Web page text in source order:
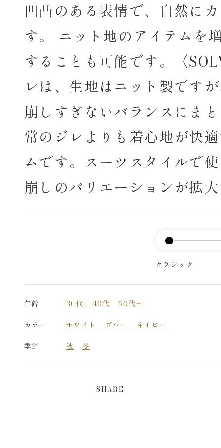
凹凸のある表情で、自然に
す。 ニット地のアイテムを
することも可能です。〈
レは、生地はニット製です
崩しすぎないバランスにま
常のジレよりも着心地が快
ムです。スーツスタイルで
崩しのバリエーションが拡
クラシック
年齢 30代 40代
50代～
カラー
ホワイト ブルー
ネイビー
季節
秋 冬
SHARE